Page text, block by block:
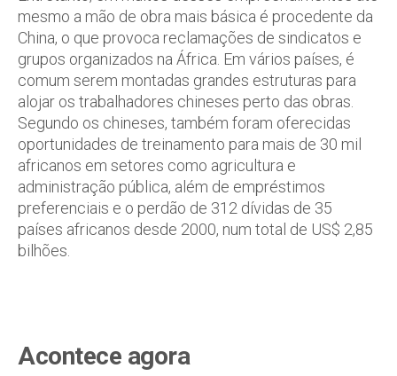
mesmo a mão de obra mais básica é procedente da
China, o que provoca reclamações de sindicatos e
grupos organizados na África. Em vários países, é
comum serem montadas grandes estruturas para
alojar os trabalhadores chineses perto das obras.
Segundo os chineses, também foram oferecidas
oportunidades de treinamento para mais de 30 mil
africanos em setores como agricultura e
administração pública, além de empréstimos
preferenciais e o perdão de 312 dívidas de 35
países africanos desde 2000, num total de US$ 2,85
bilhões.
Acontece agora